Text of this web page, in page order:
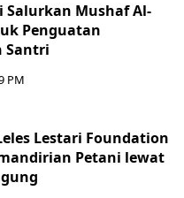
Salurkan Mushaf Al-
Penguatan
Santri
PM
Lestari Foundation
Petani lewat